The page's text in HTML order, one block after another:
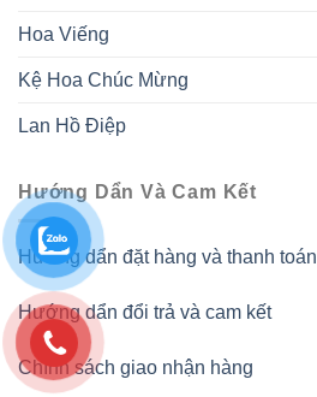
Hoa Viếng
Kệ Hoa Chúc Mừng
Lan Hồ Điệp
Hướng Dẩn Và Cam Kết
Hướng dẩn đặt hàng và thanh toán
Hướng dẩn đổi trả và cam kết
Chính sách giao nhận hàng